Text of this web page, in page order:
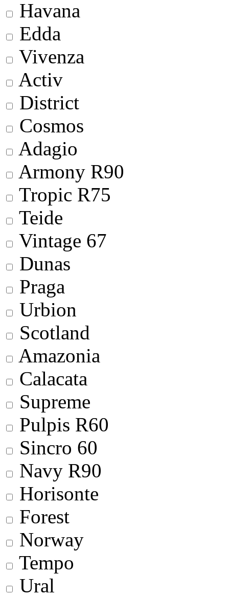
Havana
Edda
Vivenza
Activ
District
Cosmos
Adagio
Armony R90
Tropic R75
Teide
Vintage 67
Dunas
Praga
Urbion
Scotland
Amazonia
Calacata
Supreme
Pulpis R60
Sincro 60
Navy R90
Horisonte
Forest
Norway
Tempo
Ural